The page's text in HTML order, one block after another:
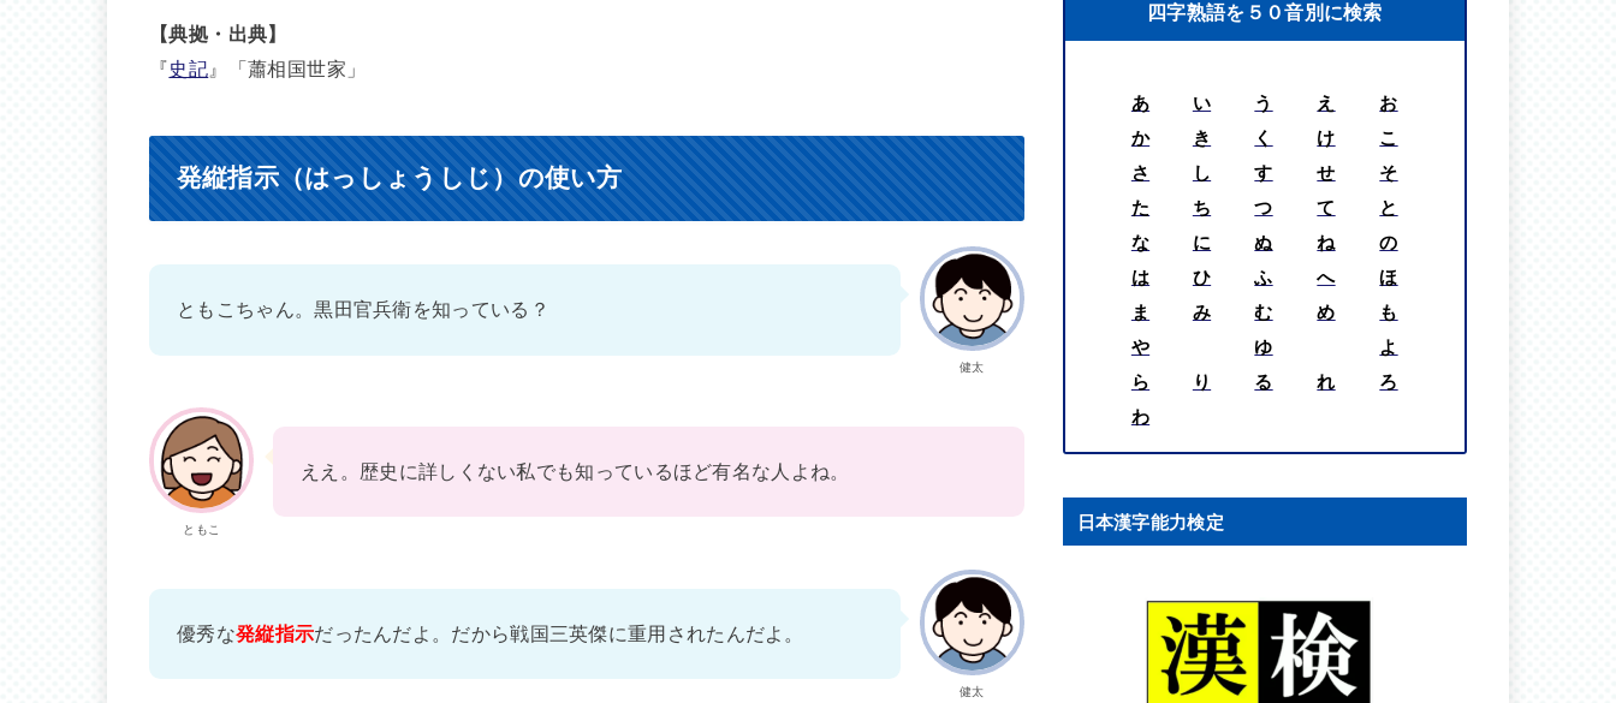
【典拠・出典】
『史記 』「蕭相国世家」
発縦指示（はっしょうしじ）の使い方
健太
ともこちゃん。黒田官兵衛を知っている？
ともこ
ええ。歴史に詳しくない私でも知っているほど有名な人よね。
健太
優秀な発縦指示だったんだよ。だから戦国三英傑に重用されたんだよ。
四字熟語を５０音別に検索
あ い う え
お
か
き く け
こ
さ
し す せ
そ
た
ち つ て
と
な
に ぬ ね
の
は
ひ ふ へ
ほ
ま
み む め
も
や
ゆ
よ
ら
り る れ
ろ
わ
日本漢字能力検定